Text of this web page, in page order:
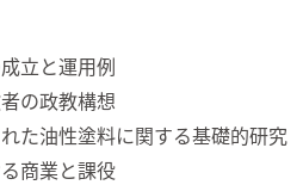
立と運用例
の政教構想
た油性塗料に関する基礎的研究
商業と課役